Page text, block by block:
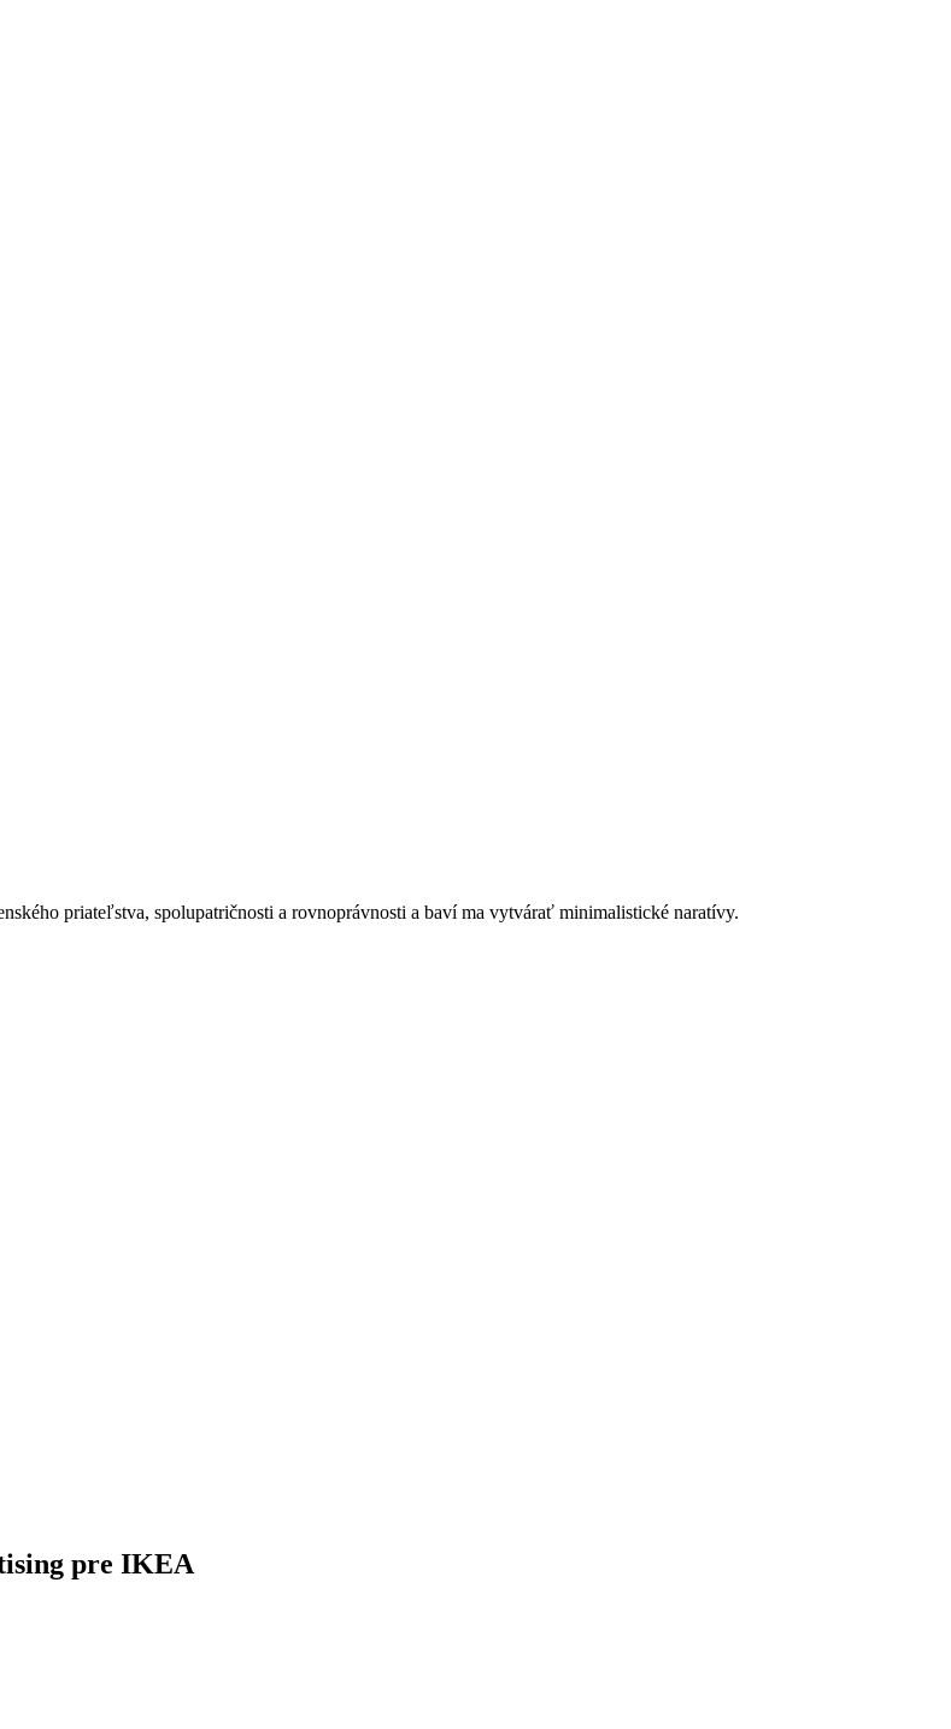
priateľstva, spolupatričnosti a rovnoprávnosti a baví ma vytvárať minimalistické naratívy.
pre IKEA